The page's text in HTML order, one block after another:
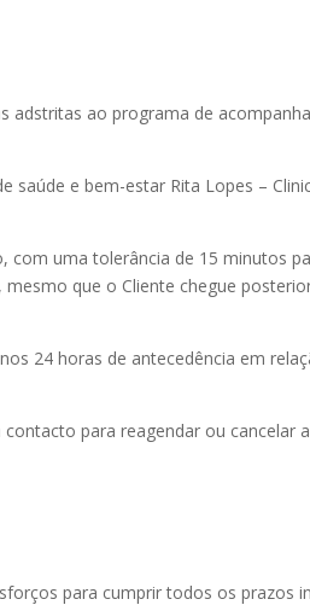
adstritas ao programa de
saúde e bem-estar Rita Lopes –
uma tolerância de 15 minutos
que o Cliente chegue
24 horas de antecedência em
para reagendar ou cancelar
para cumprir todos os prazos